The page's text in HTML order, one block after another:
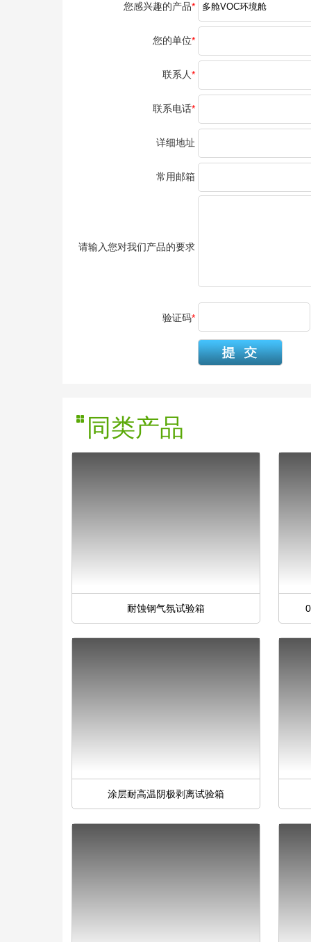
您感兴趣的产品*
您的单位*
联系人*
联系电话*
详细地址
常用邮箱
请输入您对我们产品的要求
验证码*
同类产品
耐蚀钢气氛试验箱
涂层耐高温阴极剥离试验箱